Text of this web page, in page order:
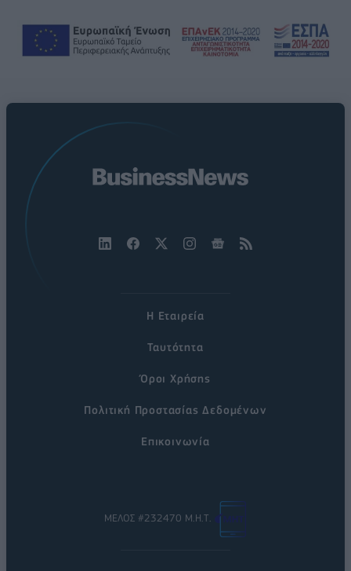
Η Εταιρεία
Ταυτότητα
Όροι Χρήσης
Πολιτική Προστασίας Δεδομένων
Επικοινωνία
ΜΕΛΟΣ #232470 Μ.Η.Τ.